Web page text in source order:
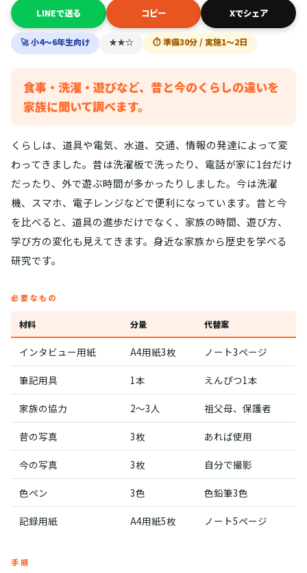
LINEで送る コピー Xでシェア
🚀 小4〜6年生向け ★★☆ ⏱ 準備30分 / 実施1〜2日
食事・洗濯・遊びなど、昔と今のくらしの違いを
家族に聞いて調べます。
くらしは、道具や電気、水道、交通、情報の発達によって変
わってきました。昔は洗濯板で洗ったり、電話が家に1台だけ
だったり、外で遊ぶ時間が多かったりしました。今は洗濯
機、スマホ、電子レンジなどで便利になっています。昔と今
を比べると、道具の進歩だけでなく、家族の時間、遊び方、
学び方の変化も見えてきます。身近な家族から歴史を学べる
研究です。
必要なもの
材料 分量 代替案
インタビュー用紙 A4用紙3枚 ノート3ページ
筆記用具 1本 えんぴつ1本
家族の協力 2〜3人 祖父母、保護者
昔の写真 3枚 あれば使用
今の写真 3枚 自分で撮影
色ペン 3色 色鉛筆3色
記録用紙 A4用紙5枚 ノート5ページ
手順